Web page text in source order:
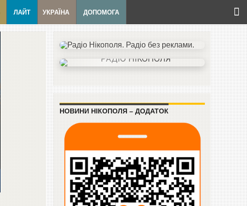
ЛАЙТ УКРАЇНА ДОПОМОГА
НОВИНИ НІКОПОЛЯ – ДОДАТОК